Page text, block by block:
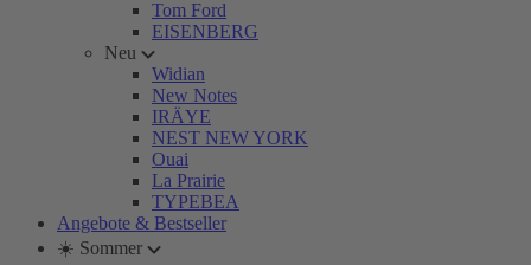
Tom Ford
EISENBERG
Neu
Widian
New Notes
IRÄYE
NEST NEW YORK
Ouai
La Prairie
TYPEBEA
Angebote & Bestseller
☀️ Sommer